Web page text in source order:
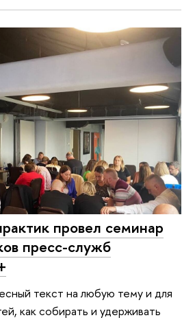
провел семинар
пресс-служб
текст на любую тему и для
как собирать и удерживать